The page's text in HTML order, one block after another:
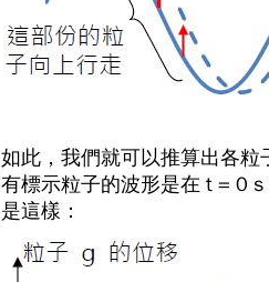
如此，我們就可以推算出各
有標示粒子的波形是在 t = 0
是這樣：